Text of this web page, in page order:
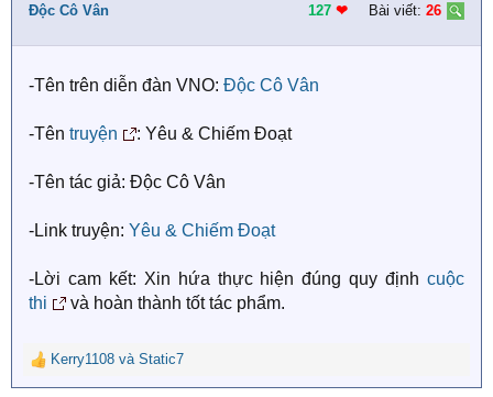
i
n
:
Độc Cô Vân 127 ❤︎ Bài viết: 26
-Tên trên diễn đàn VNO: Độc Cô Vân
-Tên truyện : Yêu & Chiếm Đoạt
-Tên tác giả: Độc Cô Vân
-Link truyện: Yêu & Chiếm Đoạt
-Lời cam kết: Xin hứa thực hiện đúng quy định cuộc
thi
và hoàn thành tốt tác phẩm.
R
e
Kerry1108 và Static7